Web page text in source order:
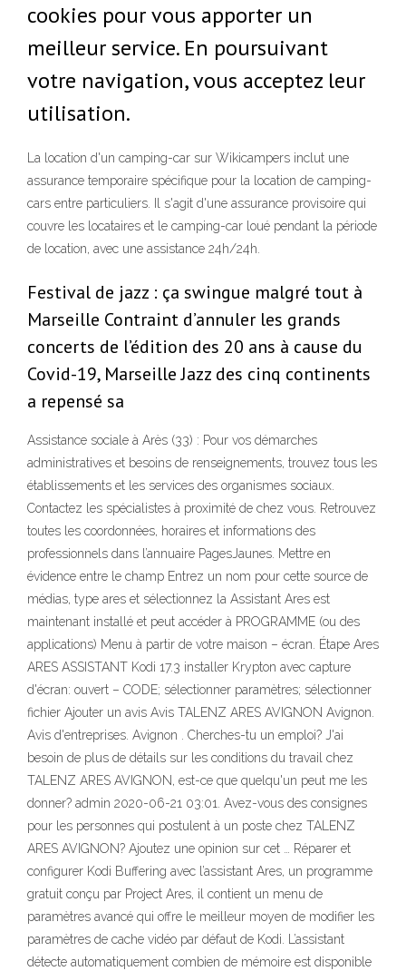
cookies pour vous apporter un
meilleur service. En poursuivant
votre navigation, vous acceptez leur
utilisation.
La location d'un camping-car sur Wikicampers inclut une
assurance temporaire spécifique pour la location de camping-
cars entre particuliers. Il s'agit d'une assurance provisoire qui
couvre les locataires et le camping-car loué pendant la période
de location, avec une assistance 24h/24h.
Festival de jazz : ça swingue malgré tout à
Marseille Contraint d’annuler les grands
concerts de l’édition des 20 ans à cause du
Covid-19, Marseille Jazz des cinq continents
a repensé sa
Assistance sociale à Arès (33) : Pour vos démarches
administratives et besoins de renseignements, trouvez tous les
établissements et les services des organismes sociaux.
Contactez les spécialistes à proximité de chez vous. Retrouvez
toutes les coordonnées, horaires et informations des
professionnels dans l’annuaire PagesJaunes. Mettre en
évidence entre le champ Entrez un nom pour cette source de
médias, type ares et sélectionnez la Assistant Ares est
maintenant installé et peut accéder à PROGRAMME (ou des
applications) Menu à partir de votre maison – écran. Étape Ares
ARES ASSISTANT Kodi 17.3 installer Krypton avec capture
d'écran: ouvert – CODE; sélectionner paramètres; sélectionner
fichier Ajouter un avis Avis TALENZ ARES AVIGNON Avignon.
Avis d'entreprises. Avignon . Cherches-tu un emploi? J'ai
besoin de plus de détails sur les conditions du travail chez
TALENZ ARES AVIGNON, est-ce que quelqu'un peut me les
donner? admin 2020-06-21 03:01. Avez-vous des consignes
pour les personnes qui postulent à un poste chez TALENZ
ARES AVIGNON? Ajoutez une opinion sur cet … Réparer et
configurer Kodi Buffering avec l’assistant Ares, un programme
gratuit conçu par Project Ares, il contient un menu de
paramètres avancé qui offre le meilleur moyen de modifier les
paramètres de cache vidéo par défaut de Kodi. L’assistant
détecte automatiquement combien de mémoire est disponible